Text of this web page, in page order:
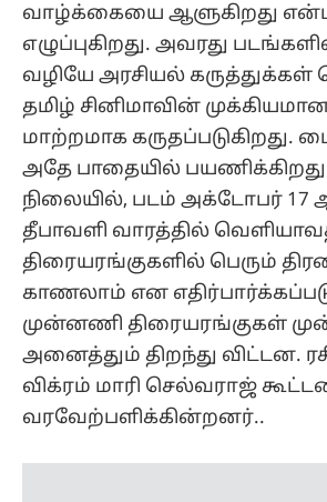
வாழ்க்கையை ஆளுகிறது
எழுப்புகிறது. அவரது
வழியே அரசியல் கருத்துக்கள்
தமிழ் சினிமாவின்
மாற்றமாக கருதப்படுகிறது.
அதே பாதையில்
நிலையில், படம் அக்டோபர் 17
தீபாவளி வாரத்தில்
திரையரங்குகளில் பெரும்
காணலாம் என
முன்னணி திரையரங்குகள்
அனைத்தும் திறந்து விட்டன.
விக்ரம் மாரி செல்வராஜ்
வரவேற்பளிக்கின்றனர்..